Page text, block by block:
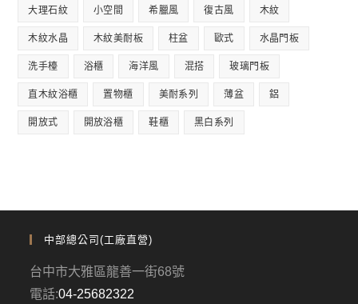
大理石紋 小空間 希臘風 復古風 木紋
木紋水晶 木紋美耐板 柱盆 歐式 水晶門板
洗手檯 浴櫃 海洋風 混搭 玻璃門板
直木紋浴櫃 置物櫃 美耐系列 薄盆 鋁
開放式 開放浴櫃 鞋櫃 黑白系列
中部總公司(工廠直營)
台中市大雅區龍善一街68號
電話:04-25682322